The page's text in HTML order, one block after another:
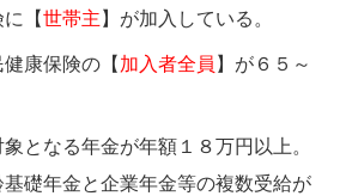
【世帯主 】が加入している。
康保険の【 加入者全員 】が６５～
となる年金が年額１８万円以上。
礎年金と企業年金等の複数受給が